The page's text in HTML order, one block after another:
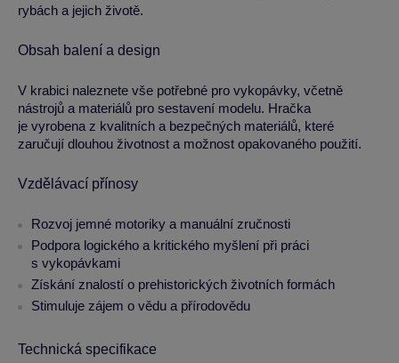
rybách a jejich životě.
Obsah balení a design
V krabici naleznete vše potřebné pro vykopávky, včetně
nástrojů a materiálů pro sestavení modelu. Hračka
je vyrobena z kvalitních a bezpečných materiálů, které
zaručují dlouhou životnost a možnost opakovaného použití.
Vzdělávací přínosy
Rozvoj jemné motoriky a manuální zručnosti
Podpora logického a kritického myšlení při práci
s vykopávkami
Získání znalostí o prehistorických životních formách
Stimuluje zájem o vědu a přírodovědu
Technická specifikace